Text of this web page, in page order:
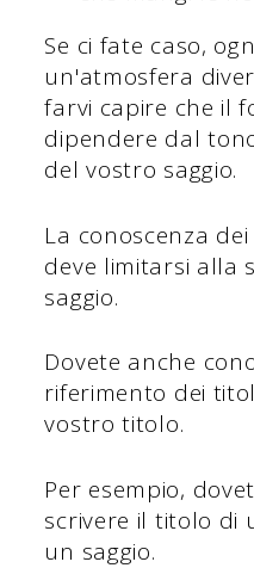
Se ci fate caso,
un'atmosfera
farvi capire che il
dipendere dal
del vostro saggio.
La conoscenza
deve limitarsi alla
saggio.
Dovete anche
riferimento dei
vostro titolo.
Per esempio,
scrivere il titolo di
un saggio.